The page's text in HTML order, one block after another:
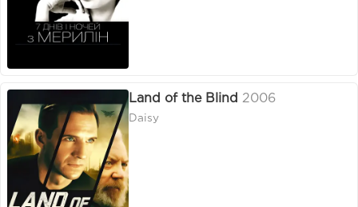
Land of the Blind 2006
Daisy